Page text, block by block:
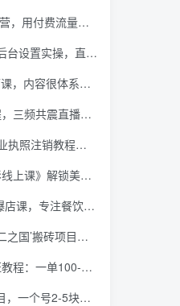
自然流量，过得超额变现转化
篇，新手小白入门千川必听课
系值得一学 原价16800
5.0版本更细致，玩法更新颖
就会，某淘接业务一单搞几百
巧+快速变现+工资or销量翻倍
餐饮线上线下运营干货
收益400+【详细操作教程】
300+无任何问题（全国通用）
钱，单号每天稳定50+